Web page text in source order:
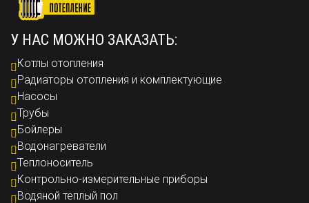
У НАС МОЖНО ЗАКАЗАТЬ:
Котлы отопления
Радиаторы отопления и комплектующие
Насосы
Трубы
Бойлеры
Водонагреватели
Теплоноситель
Контрольно-измерительные приборы
Водяной теплый пол